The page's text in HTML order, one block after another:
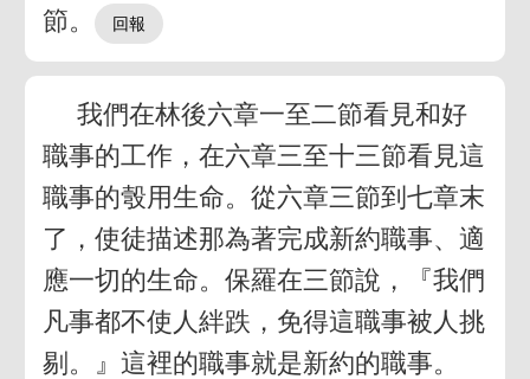
節。
我們在林後六章一至二節看見和好
職事的工作，在六章三至十三節看見這
職事的彀用生命。從六章三節到七章末
了，使徒描述那為著完成新約職事、適
應一切的生命。保羅在三節說，『我們
凡事都不使人絆跌，免得這職事被人挑
剔。』這裡的職事就是新約的職事。